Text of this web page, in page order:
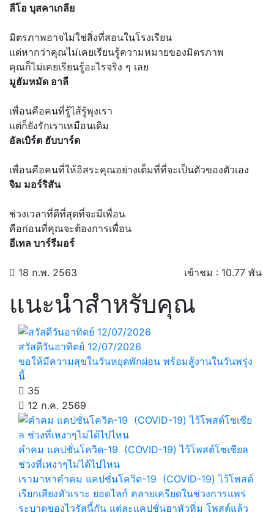
ลีโอ บุสคาเกลีย
มิตรภาพอาจไม่ใช่สิ่งที่สอนในโรงเรียน
แต่หากว่าคุณไม่เคยเรียนรู้ความหมายของมิตรภาพ
คุณก็ไม่เคยเรียนรู้อะไรจริง ๆ เลย
มูฮัมหมัด อาลี
เพื่อนคือคนที่รู้ไส้รู้พุงเรา
แต่ก็ยังรักเราเหมือนเดิม
อัลเบิร์ต ฮับบาร์ด
เพื่อนคือคนที่ให้อิสระคุณอย่างเต็มที่ที่จะเป็นตัวของตัวเอง
จิม มอร์ริสัน
ช่วงเวลาที่ดีที่สุดที่จะมีเพื่อน
คือก่อนที่คุณจะต้องการเพื่อน
อีเทล บาร์รีมอร์
18 ก.พ. 2563 เข้าชม : 10.77 พัน
แนะนำสำหรับคุณ
สวัสดีวันอาทิตย์ 12/07/2026
ขอให้มีความสุขในวันหยุดพักผ่อน พร้อมสู้งานในวันพรุ่ง
นี้
35
12 ก.ค. 2569
คำคม แคปชั่นโควิด-19 (COVID-19) ไว้โพสต์โซเชียล
ช่วงที่เหงาๆไม่ได้ไปไหน
เรามาหาคำคม แคปชั่นโควิด-19 (COVID-19) ไว้โพสต์
เรียกเสียงหัวเราะ ยอดไลก์ คลายเครียดในช่วงการแพร่
ระบาดของไวรัสนี้กัน แต่ละแคปชั่นฮาหัวทิ่ม โพสต์แล้ว